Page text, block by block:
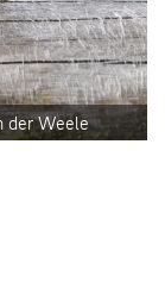
der Weele